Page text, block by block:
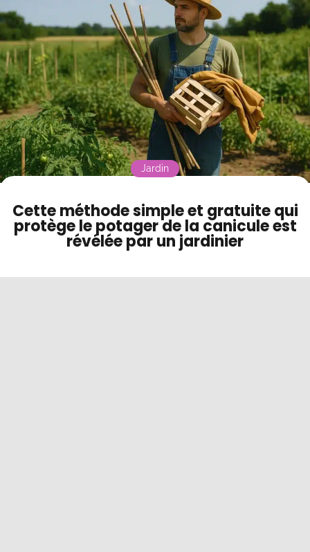
Contact
Mode sombre
Cette méthode simple et gratuite qui
protège le potager de la canicule est
révélée par un jardinier
Jardin